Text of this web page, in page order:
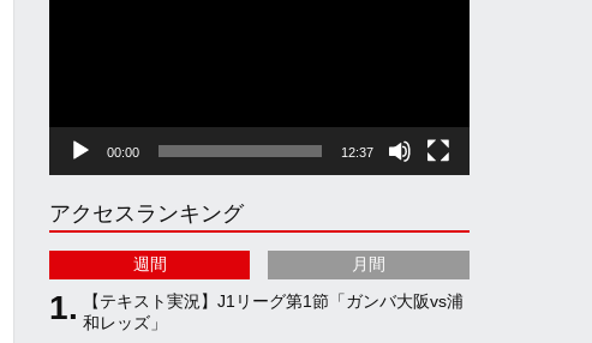
g
r
a
k b
e
C
00:00 12:37
アクセスランキング
週間 月間
【テキスト実況】J1リーグ第1節「ガンバ大阪vs浦
和レッズ」